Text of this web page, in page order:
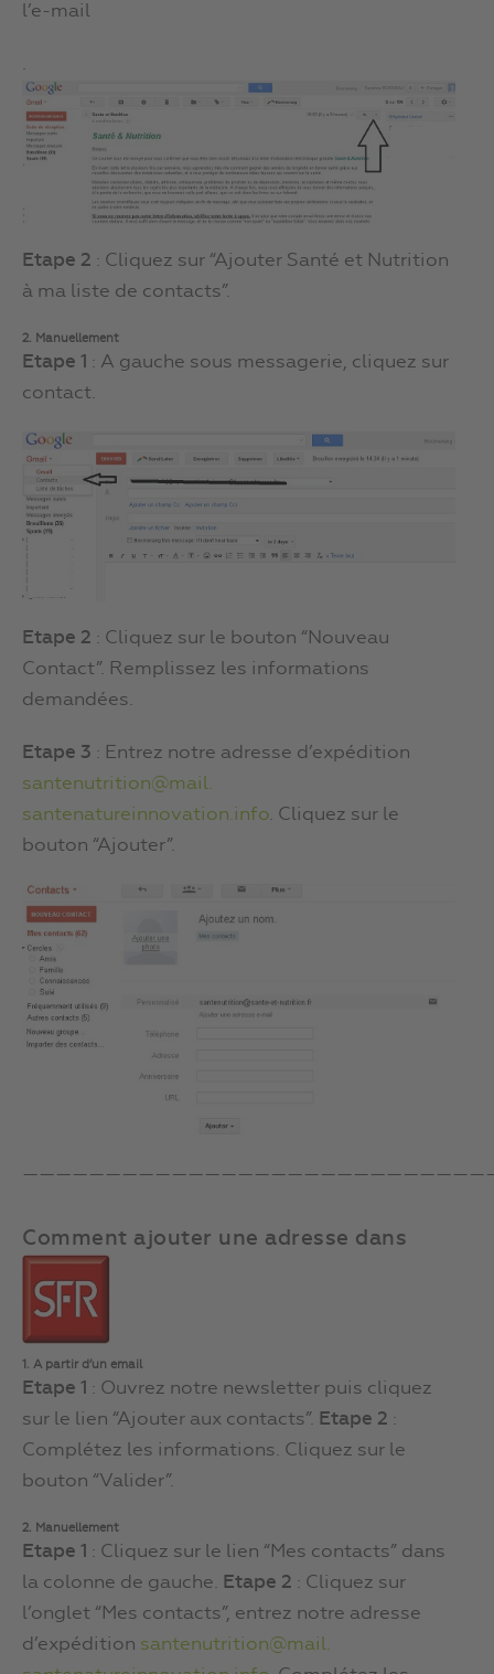
l’e-mail
.
Etape 2 : Cliquez sur “Ajouter Santé et Nutrition
à ma liste de contacts”.
2. Manuellement
Etape 1 : A gauche sous messagerie, cliquez sur
contact.
Etape 2 : Cliquez sur le bouton “Nouveau
Contact”. Remplissez les informations
demandées.
Etape 3 : Entrez notre adresse d’expédition
santenutrition@mail.
santenatureinnovation.info. Cliquez sur le
bouton “Ajouter”.
Comment ajouter une adresse dans
1. A partir d’un email
Etape 1 : Ouvrez notre newsletter puis cliquez
sur le lien “Ajouter aux contacts”. Etape 2 :
Complétez les informations. Cliquez sur le
bouton “Valider”.
2. Manuellement
Etape 1 : Cliquez sur le lien “Mes contacts” dans
la colonne de gauche. Etape 2 : Cliquez sur
l’onglet “Mes contacts”, entrez notre adresse
d’expédition santenutrition@mail.